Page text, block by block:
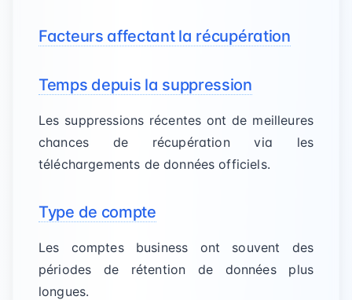
Facteurs affectant la récupération
Temps depuis la suppression
Les suppressions récentes ont de meilleures
chances de récupération via les
téléchargements de données officiels.
Type de compte
Les comptes business ont souvent des
périodes de rétention de données plus
longues.